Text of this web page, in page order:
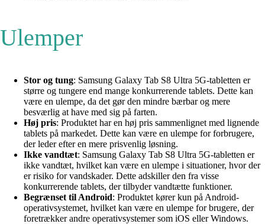
Ulemper
Stor og tung: Samsung Galaxy Tab S8 Ultra 5G-tabletten er
større og tungere end mange konkurrerende tablets. Dette kan
være en ulempe, da det gør den mindre bærbar og mere
besværlig at have med sig på farten.
Høj pris: Produktet har en høj pris sammenlignet med lignende
tablets på markedet. Dette kan være en ulempe for forbrugere,
der leder efter en mere prisvenlig løsning.
Ikke vandtæt: Samsung Galaxy Tab S8 Ultra 5G-tabletten er
ikke vandtæt, hvilket kan være en ulempe i situationer, hvor der
er risiko for vandskader. Dette adskiller den fra visse
konkurrerende tablets, der tilbyder vandtætte funktioner.
Begrænset til Android: Produktet kører kun på Android-
operativsystemet, hvilket kan være en ulempe for brugere, der
foretrækker andre operativsystemer som iOS eller Windows.